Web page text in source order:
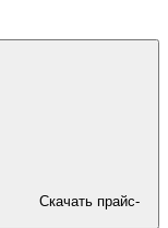
Скачать прайс-